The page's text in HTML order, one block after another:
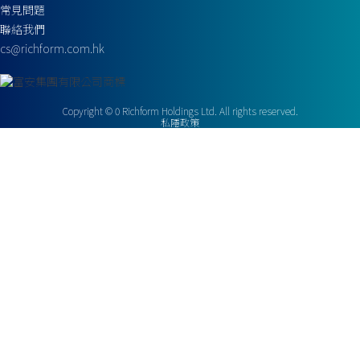
常見問題
聯絡我們
cs@richform.com.hk
Copyright ©0Richform Holdings Ltd. All rights reserved.
私隱政策